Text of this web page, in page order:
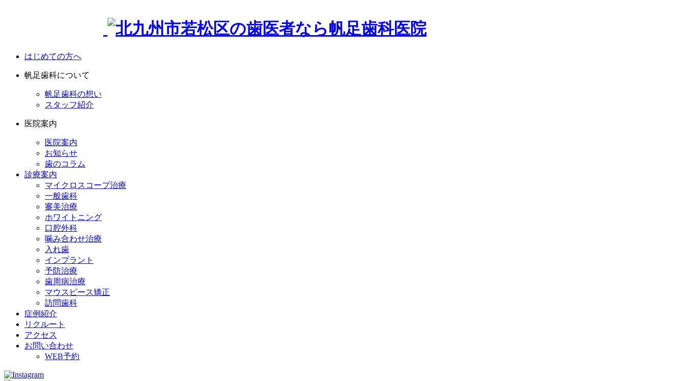
はじめての方へ
帆足歯科について
帆足歯科の想い
スタッフ紹介
医院案内
医院案内
お知らせ
歯のコラム
診療案内
マイクロスコープ治療
一般歯科
審美治療
ホワイトニング
口腔外科
噛み合わせ治療
入れ歯
インプラント
予防治療
歯周病治療
マウスピース矯正
訪問歯科
症例紹介
リクルート
アクセス
お問い合わせ
WEB予約